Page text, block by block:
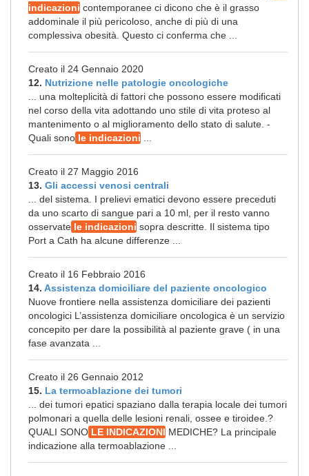
indicazioni contemporanee ci dicono che è il grasso
addominale il più pericoloso, anche di più di una
complessiva obesità. Questo ci conferma che ...
Creato il 24 Gennaio 2020
12. Nutrizione nelle patologie oncologiche
... una molteplicità di fattori che possono essere modificati
nel corso della vita adottando uno stile di vita proteso al
mantenimento o al miglioramento dello stato di salute. -
Quali sono le indicazioni
Creato il 27 Maggio 2016
13. Gli accessi venosi centrali
... del sistema. I prelievi ematici devono essere preceduti
da uno scarto di sangue pari a 10 ml, per il resto vanno
osservate le indicazioni sopra descritte. Il sistema tipo
Port a Cath ha alcune differenze ...
Creato il 16 Febbraio 2016
14. Assistenza domiciliare del paziente oncologico
Nuove frontiere nella assistenza domiciliare dei pazienti
oncologici L’assistenza domiciliare oncologica è un servizio
concepito per dare la possibilità al paziente grave ( in una
fase avanzata ...
Creato il 26 Gennaio 2012
15. La termoablazione dei tumori
... dei tumori epatici spaziano dalla terapia locale dei tumori
polmonari a quella delle lesioni renali, ossee e tiroidee.?
QUALI SONO LE INDICAZIONI MEDICHE? La principale
indicazione alla termoablazione ...